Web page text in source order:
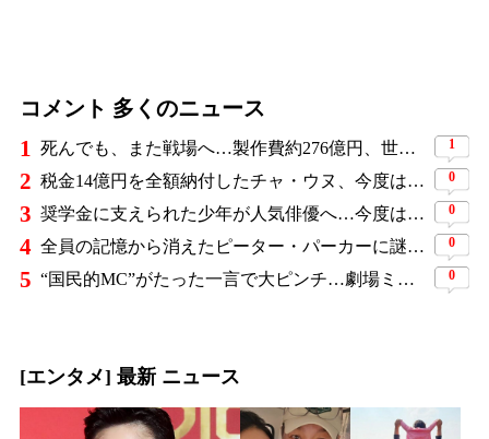
コメント 多くのニュース
1 死んでも、また戦場へ…製作費約276億円、世界興収584億円のSF大作『オール・ユー・ニード・イズ・キル』がついに配信 1
2 税金14億円を全額納付したチャ・ウヌ、今度は軍服姿で登場…鍛え上げた上半身に驚きの声 0
3 奨学金に支えられた少年が人気俳優へ…今度は子どもたちに総額5,000万円を寄付 0
4 全員の記憶から消えたピーター・パーカーに謎の敵と制御不能の新能力…『スパイダーマン：ブランド・ニュー・デイ』に期待爆発 0
5 “国民的MC”がたった一言で大ピンチ…劇場ミュージカルを巡る発言に批判続出、ついに長文で謝罪 0
[エンタメ] 最新 ニュース